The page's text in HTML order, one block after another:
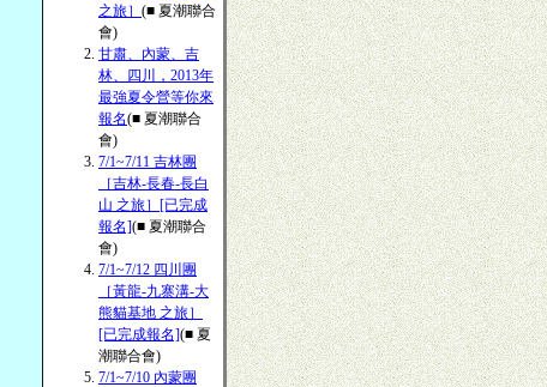
之旅］ (■ 夏潮聯合
會)
甘肅、內蒙、吉
林、四川，2013年
最強夏令營等你來
報名(■ 夏潮聯合
會)
7/1~7/11 吉林團
［吉林-長春-長白
山 之旅］[已完成
報名](■ 夏潮聯合
會)
7/1~7/12 四川團
［黃龍-九寨溝-大
熊貓基地 之旅］
[已完成報名](■ 夏
潮聯合會)
7/1~7/10 內蒙團